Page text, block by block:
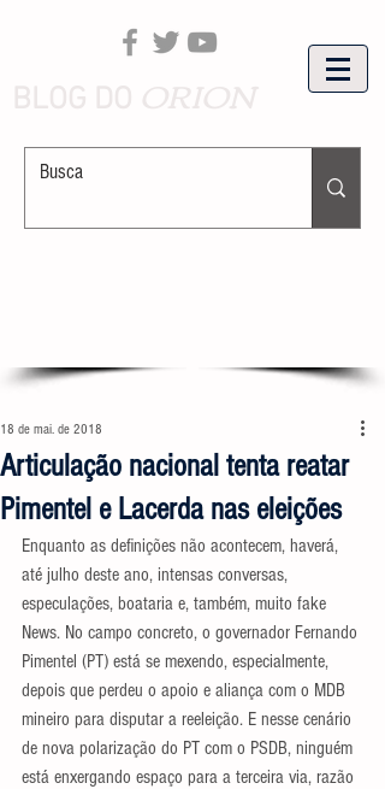
Articulação nacional tenta reatar
Pimentel e Lacerda nas eleições
18 de mai. de 2018
Enquanto as definições não acontecem, haverá,
até julho deste ano, intensas conversas,
especulações, boataria e, também, muito fake
News. No campo concreto, o governador Fernando
Pimentel (PT) está se mexendo, especialmente,
depois que perdeu o apoio e aliança com o MDB
mineiro para disputar a reeleição. E nesse cenário
de nova polarização do PT com o PSDB, ninguém
está enxergando espaço para a terceira via, razão